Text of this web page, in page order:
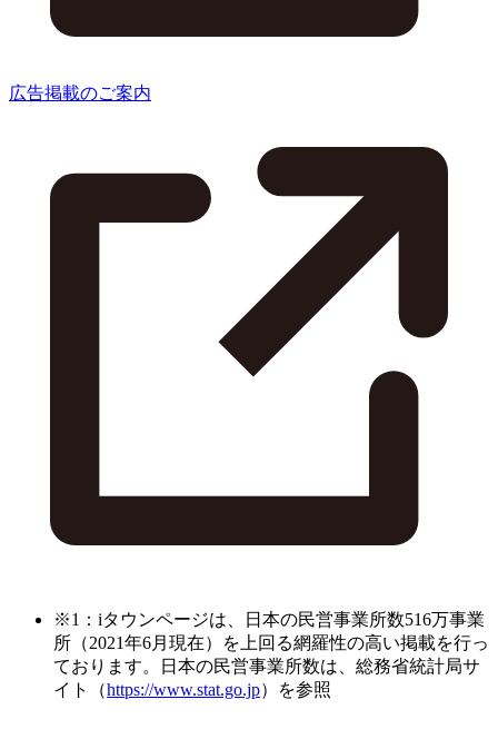
広告掲載のご案内
※1：iタウンページは、日本の民営事業所数516万事業
所（2021年6月現在）を上回る網羅性の高い掲載を行っ
ております。日本の民営事業所数は、総務省統計局サ
イト（https://www.stat.go.jp）を参照